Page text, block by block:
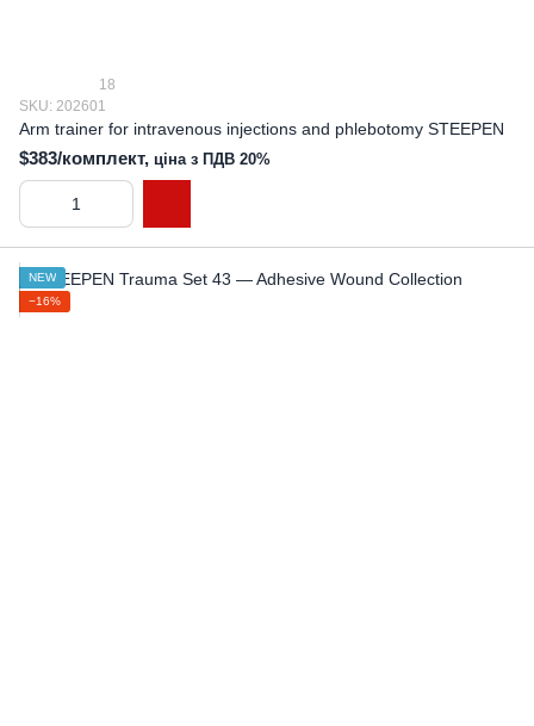
18
SKU: 202601
Arm trainer for intravenous injections and phlebotomy STEEPEN
$383/комплект, ціна з ПДВ 20%
NEW
−16%